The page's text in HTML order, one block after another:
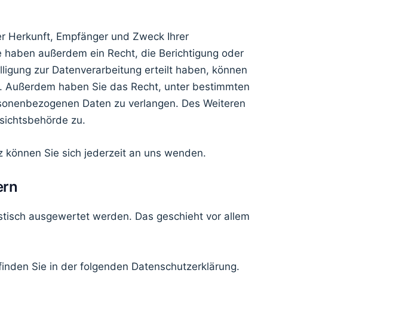
Herkunft, Empfänger und Zweck Ihrer
außerdem ein Recht, die Berichtigung oder
zur Datenverarbeitung erteilt haben, können
haben Sie das Recht, unter bestimmten
Daten zu verlangen. Des Weiteren
zu.
Sie sich jederzeit an uns wenden.
ausgewertet werden. Das geschieht vor allem
Sie in der folgenden Datenschutzerklärung.